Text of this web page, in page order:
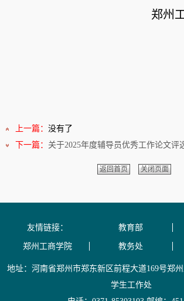
郑州
上一篇： 没有了
下一篇： 关于2025年度辅导员优秀工作论文评
返回首页 关闭页面
友情链接： 教育部
郑州工商学院 教务处
地址：河南省郑州市郑东新区前程大道169号郑
学生工作处